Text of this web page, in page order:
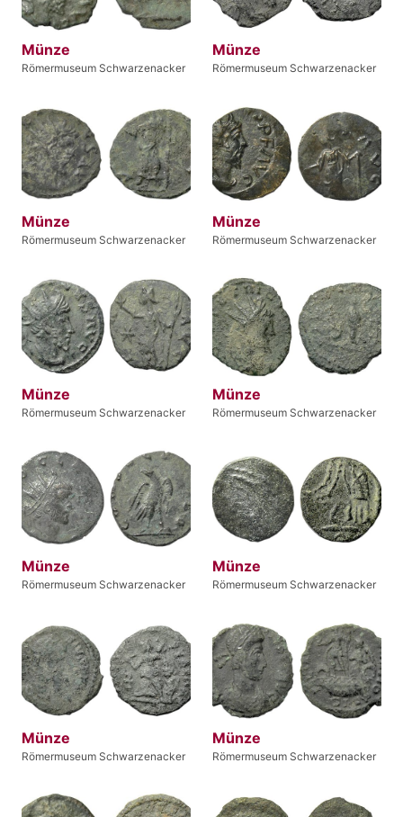
Münze
Römermuseum Schwarzenacker
Münze
Römermuseum Schwarzenacker
Münze
Römermuseum Schwarzenacker
Münze
Römermuseum Schwarzenacker
Münze
Römermuseum Schwarzenacker
Münze
Römermuseum Schwarzenacker
Münze
Römermuseum Schwarzenacker
Münze
Römermuseum Schwarzenacker
Münze
Römermuseum Schwarzenacker
Münze
Römermuseum Schwarzenacker